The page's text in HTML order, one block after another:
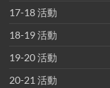
17-18 活動
18-19 活動
19-20 活動
20-21 活動